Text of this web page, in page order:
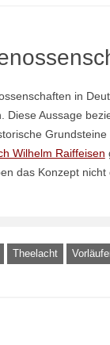
in
Diese Aussage
Wilhelm Raiffeisen
das Konzept
Theelacht